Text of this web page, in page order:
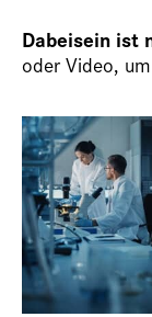
Dabeisein ist
oder Video,